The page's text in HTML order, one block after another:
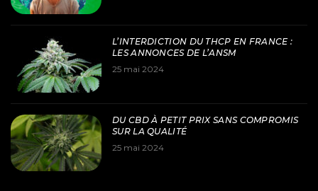
L’INTERDICTION DU THCP EN FRANCE :
LES ANNONCES DE L’ANSM
25 mai 2024
DU CBD À PETIT PRIX SANS COMPROMIS
SUR LA QUALITÉ
25 mai 2024